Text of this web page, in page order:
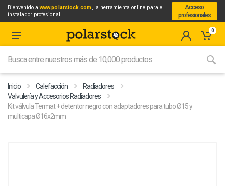
Bienvenido awww.polarstock.com, la herramienta online para el
instalador profesional
Acceso
profesionales
0
Inicio Calefacción
Radiadores
Valvulería y Accesorios Radiadores
Kit válvula Termat + detentor negro con adaptadores para tubo Ø15 y
multicapa Ø16x2mm